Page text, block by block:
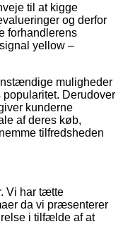
til at kigge
og derfor
forhandlerens
yellow –
muligheder
Derudover
kunderne
af deres køb,
tilfredsheden
Vi har tætte
da vi præsenterer
i tilfælde af at